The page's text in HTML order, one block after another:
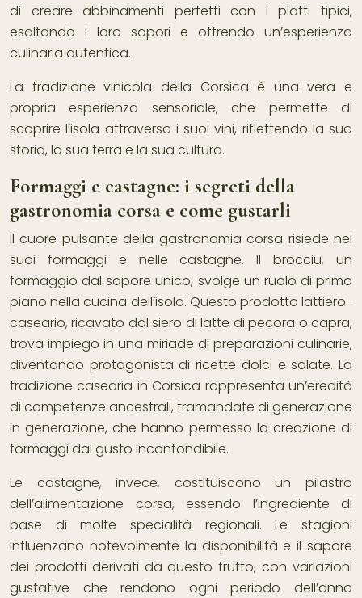
di creare abbinamenti perfetti con i piatti tipici,
esaltando i loro sapori e offrendo un’esperienza
culinaria autentica.
La tradizione vinicola della Corsica è una vera e
propria esperienza sensoriale, che permette di
scoprire l’isola attraverso i suoi vini, riflettendo la sua
storia, la sua terra e la sua cultura.
Formaggi e castagne: i segreti della
gastronomia corsa e come gustarli
Il cuore pulsante della gastronomia corsa risiede nei
suoi formaggi e nelle castagne. Il brocciu, un
formaggio dal sapore unico, svolge un ruolo di primo
piano nella cucina dell’isola. Questo prodotto lattiero-
caseario, ricavato dal siero di latte di pecora o capra,
trova impiego in una miriade di preparazioni culinarie,
diventando protagonista di ricette dolci e salate. La
tradizione casearia in Corsica rappresenta un’eredità
di competenze ancestrali, tramandate di generazione
in generazione, che hanno permesso la creazione di
formaggi dal gusto inconfondibile.
Le castagne, invece, costituiscono un pilastro
dell’alimentazione corsa, essendo l’ingrediente di
base di molte specialità regionali. Le stagioni
influenzano notevolmente la disponibilità e il sapore
dei prodotti derivati da questo frutto, con variazioni
gustative che rendono ogni periodo dell’anno